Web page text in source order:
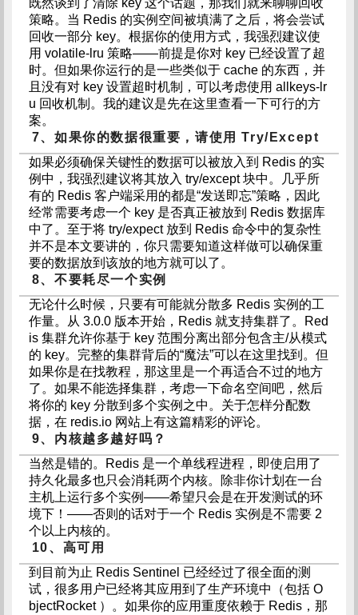
既然谈到了清除 key 这个话题，那我们就来聊聊回收
策略。当 Redis 的实例空间被填满了之后，将会尝试
回收一部分 key。根据你的使用方式，我强烈建议使
用 volatile-lru 策略——前提是你对 key 已经设置了超
时。但如果你运行的是一些类似于 cache 的东西，并
且没有对 key 设置超时机制，可以考虑使用 allkeys-lr
u 回收机制。我的建议是先在这里查看一下可行的方
案。
7、如果你的数据很重要，请使用 Try/Except
如果必须确保关键性的数据可以被放入到 Redis 的实
例中，我强烈建议将其放入 try/except 块中。几乎所
有的 Redis 客户端采用的都是“发送即忘”策略，因此
经常需要考虑一个 key 是否真正被放到 Redis 数据库
中了。至于将 try/expect 放到 Redis 命令中的复杂性
并不是本文要讲的，你只需要知道这样做可以确保重
要的数据放到该放的地方就可以了。
8、不要耗尽一个实例
无论什么时候，只要有可能就分散多 Redis 实例的工
作量。从 3.0.0 版本开始，Redis 就支持集群了。Red
is 集群允许你基于 key 范围分离出部分包含主/从模式
的 key。完整的集群背后的“魔法”可以在这里找到。但
如果你是在找教程，那这里是一个再适合不过的地方
了。如果不能选择集群，考虑一下命名空间吧，然后
将你的 key 分散到多个实例之中。关于怎样分配数
据，在 redis.io 网站上有这篇精彩的评论。
9、内核越多越好吗？
当然是错的。Redis 是一个单线程进程，即使启用了
持久化最多也只会消耗两个内核。除非你计划在一台
主机上运行多个实例——希望只会是在开发测试的环
境下！——否则的话对于一个 Redis 实例是不需要 2
个以上内核的。
10、高可用
到目前为止 Redis Sentinel 已经经过了很全面的测
试，很多用户已经将其应用到了生产环境中（包括 O
bjectRocket ）。如果你的应用重度依赖于 Redis，那